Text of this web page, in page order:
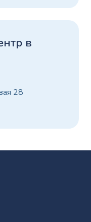
в
28